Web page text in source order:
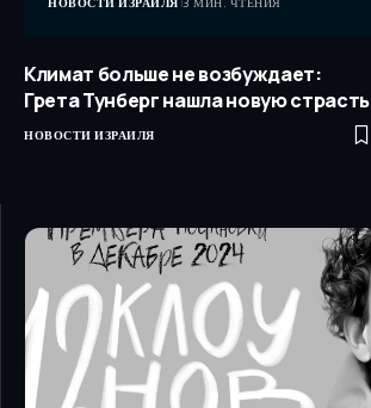
Климат больше не возбуждает:
Грета Тунберг нашла новую страсть
НОВОСТИ ИЗРАИЛЯ